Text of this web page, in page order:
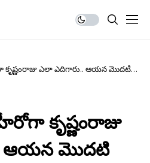
కృష్ణంరాజు ఎలా ఎదిగారు.. ఆయ‌న మొద‌టి
కృష్ణంరాజు
ఆయ‌న మొద‌టి